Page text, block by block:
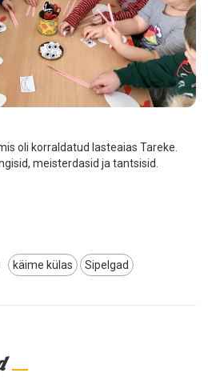
oli korraldatud lasteaias Tareke.
meisterdasid ja tantsisid.
käime külas Sipelgad